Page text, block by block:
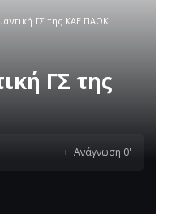
ΓΣ της ΚΑΕ ΠΑΟΚ
ΓΣ της
Ανάγνωση 0'